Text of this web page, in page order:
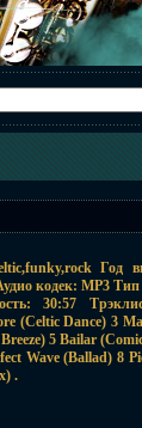
Год
кодек: MP3
30:57
(Celtic Dance) 3
5 Bailar
Wave (Ballad) 8
.